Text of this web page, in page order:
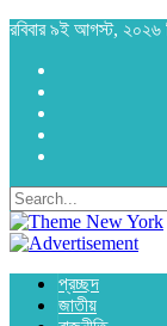
রবিবার ৯ই আগস্ট, ২০২৬
প্রচ্ছদ
জাতীয়